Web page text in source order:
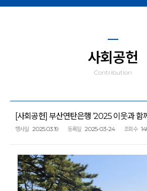
사회공헌
Contribution
[사회공헌] 부산연탄은행 ‘2025 이웃과 함
행사일 2025.03.19 등록일 2025-03-24 조회수